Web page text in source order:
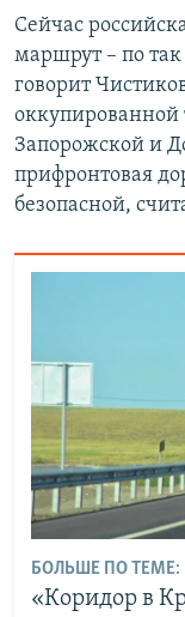
Сейчас
маршрут – по
говорит
оккупированной
Запорожской и
прифронтовая
безопасной,
БОЛЬШЕ ПО ТЕМЕ:
«Коридор в